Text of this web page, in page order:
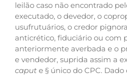
leilão caso não encontrado
executado, o devedor, o
usufrutuários, o credor
anticrético, fiduciário ou com
anteriormente averbada e o
e vendedor, suprida assim a
caput e § único do CPC.